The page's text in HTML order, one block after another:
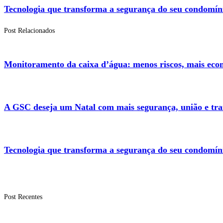
Tecnologia que transforma a segurança do seu
Post Relacionados
Monitoramento da caixa d’água: menos riscos, mais
A GSC deseja um Natal com mais segurança, união e
Tecnologia que transforma a segurança do seu
Post Recentes